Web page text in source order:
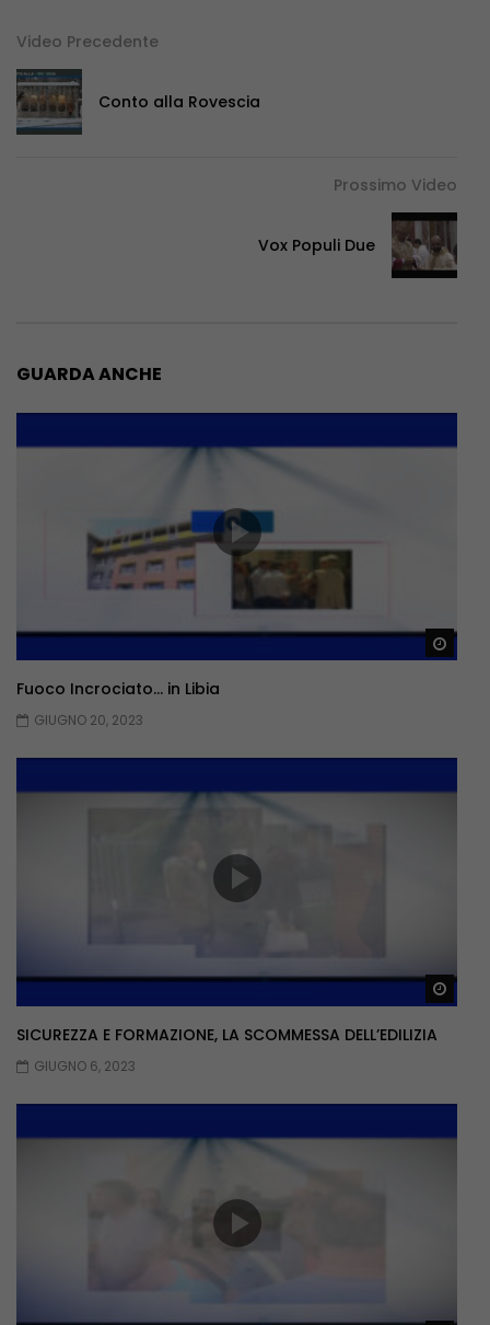
Video Precedente
Conto alla Rovescia
Prossimo Video
Vox Populi Due
GUARDA ANCHE
Fuoco Incrociato… in Libia
GIUGNO 20, 2023
SICUREZZA E FORMAZIONE, LA SCOMMESSA DELL’EDILIZIA
GIUGNO 6, 2023